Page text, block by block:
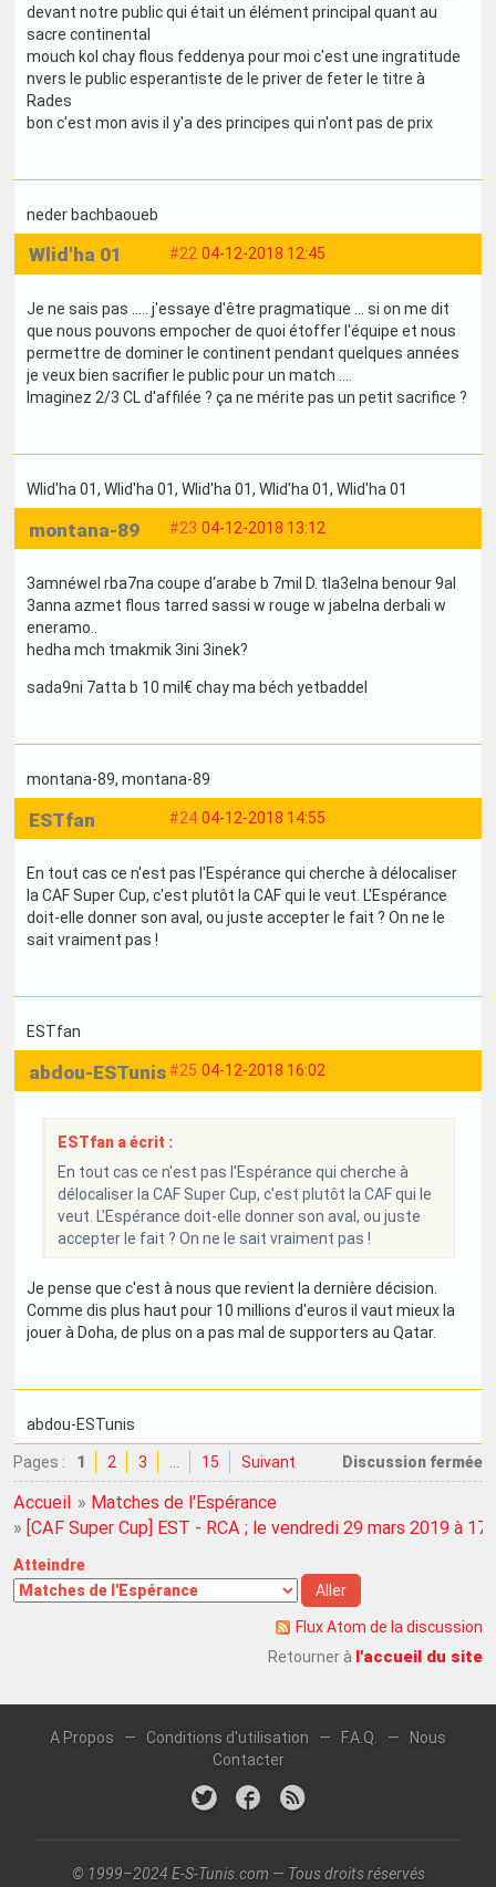
devant notre public qui était un élément principal quant au
sacre continental
mouch kol chay flous feddenya pour moi c'est une ingratitude
nvers le public esperantiste de le priver de feter le titre à
Rades
bon c'est mon avis il y'a des principes qui n'ont pas de prix
neder bachbaoueb
#22 04-12-2018 12:45
Wlid'ha 01
Je ne sais pas ..... j'essaye d'être pragmatique ... si on me dit
que nous pouvons empocher de quoi étoffer l'équipe et nous
permettre de dominer le continent pendant quelques années
je veux bien sacrifier le public pour un match ....
Imaginez 2/3 CL d'affilée ? ça ne mérite pas un petit sacrifice ?
Wlid'ha 01, Wlid'ha 01, Wlid'ha 01, Wlid'ha 01, Wlid'ha 01
#23 04-12-2018 13:12
montana-89
3amnéwel rba7na coupe d‘arabe b 7mil D. tla3elna benour 9al
3anna azmet flous tarred sassi w rouge w jabelna derbali w
eneramo..
hedha mch tmakmik 3ini 3inek?
sada9ni 7atta b 10 mil€ chay ma béch yetbaddel
montana-89, montana-89
#24 04-12-2018 14:55
ESTfan
En tout cas ce n'est pas l'Espérance qui cherche à délocaliser
la CAF Super Cup, c'est plutôt la CAF qui le veut. L'Espérance
doit-elle donner son aval, ou juste accepter le fait ? On ne le
sait vraiment pas !
ESTfan
#25 04-12-2018 16:02
abdou-ESTunis
ESTfan a écrit :
En tout cas ce n'est pas l'Espérance qui cherche à
délocaliser la CAF Super Cup, c'est plutôt la CAF qui le
veut. L'Espérance doit-elle donner son aval, ou juste
accepter le fait ? On ne le sait vraiment pas !
Je pense que c'est à nous que revient la dernière décision.
Comme dis plus haut pour 10 millions d'euros il vaut mieux la
jouer à Doha, de plus on a pas mal de supporters au Qatar.
abdou-ESTunis
Pages : 1 2 3 … 15 Suivant Discussion fermée
Accueil » Matches de l'Espérance
» [CAF Super Cup] EST - RCA ; le vendredi 29 mars 2019 à
Atteindre
Flux Atom de la discussion
Retourner à l'accueil du site
A Propos — Conditions d'utilisation — F.A.Q. —
Nous
Contacter
© 1999–2024 E-S-Tunis.com — Tous droits réservés